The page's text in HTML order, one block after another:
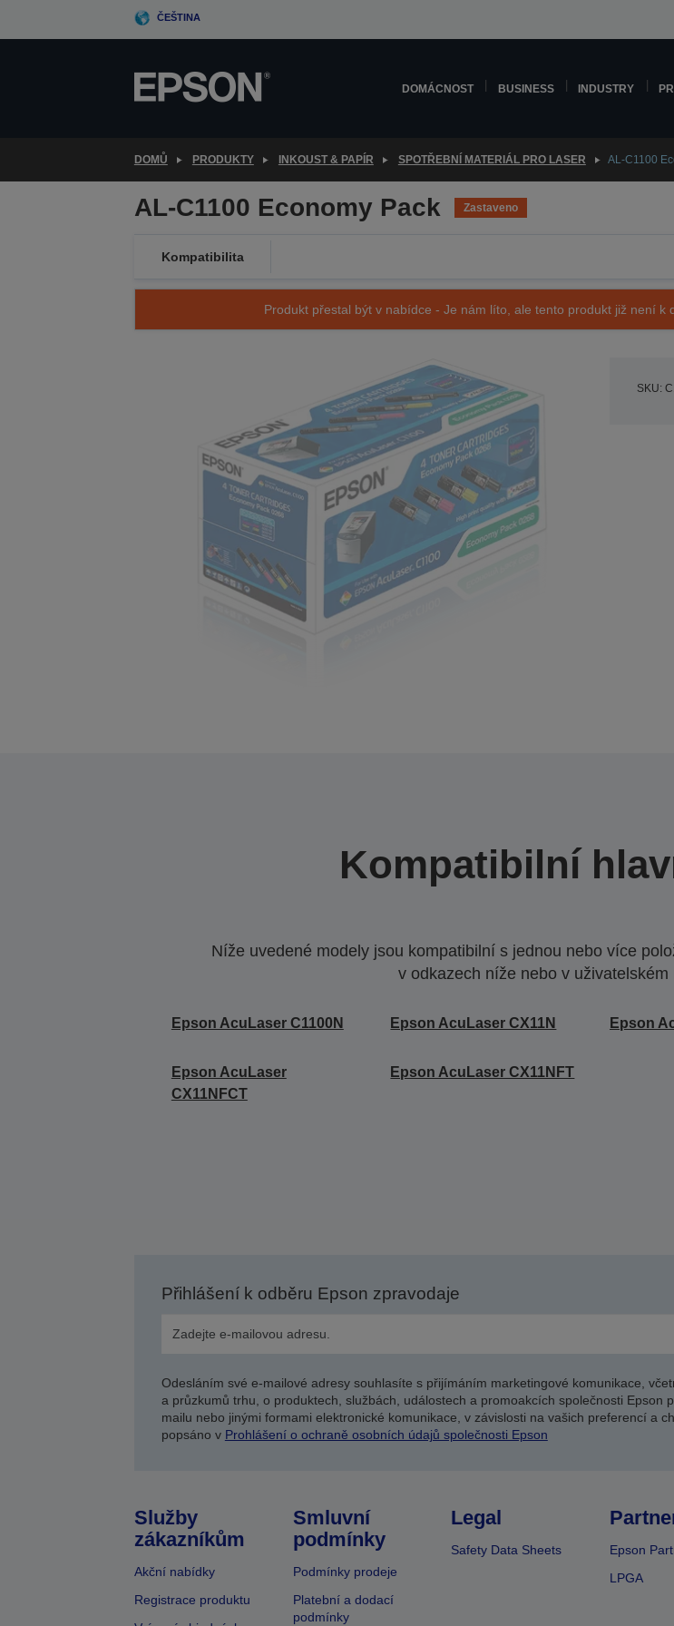
ČEŠTINA
DOMÁCNOST BUSINESS INDUSTRY
DOMŮ PRODUKTY INKOUST & PAPÍR SPOTŘEBNÍ MATERIÁL PRO LASER AL-C1100
AL-C1100 Economy Pack Zastaveno
Kompatibilita
Produkt přestal být v nabídce - Je nám líto, ale tento produkt již není k
SKU:
Kompatibilní
Níže uvedené modely jsou kompatibilní s jednou nebo více
v odkazech níže nebo v
Epson AcuLaser C1100N Epson AcuLaser CX11N Epson
Epson AcuLaser
CX11NFCT
Epson AcuLaser CX11NFT
Přihlášení k odběru Epson zpravodaje
Odesláním své e-mailové adresy souhlasíte s přijímáním marketingové komunikace,
a průzkumů trhu, o produktech, službách, událostech a promoakcích společnosti Epson
mailu nebo jinými formami elektronické komunikace, v závislosti na vašich preferencí a
popsáno v Prohlášení o ochraně osobních údajů společnosti Epson
Služby
zákazníkům
Akční nabídky
Registrace produktu
Smluvní
podmínky
Podmínky prodeje
Platební a dodací
podmínky
Legal
Safety Data Sheets
Epson
LPGA